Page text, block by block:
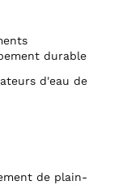
durable
d'eau de
de plain-